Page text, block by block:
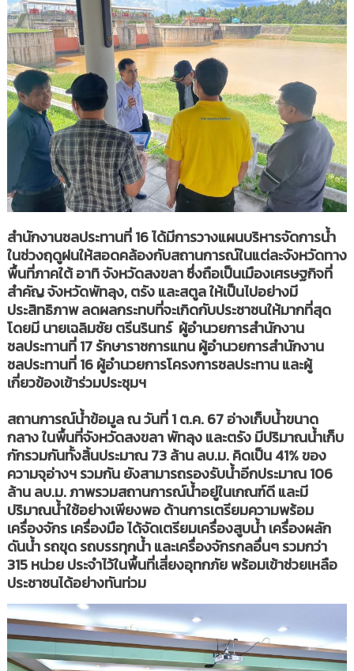
สำนักงานชลประทานที่ 16 ได้มีการวางแผนบริหารจัดการน้ำ
ในช่วงฤดูฝนให้สอดคล้องกับสถานการณ์ในแต่ละจังหวัดทาง
พื้นที่ภาคใต้ อาทิ จังหวัดสงขลา ซึ่งถือเป็นเมืองเศรษฐกิจที่
สำคัญ จังหวัดพัทลุง, ตรัง และสตูล ให้เป็นไปอย่างมี
ประสิทธิภาพ ลดผลกระทบที่จะเกิดกับประชาชนให้มากที่สุด
โดยมี นายเฉลิมชัย ตรีนรินทร์ ผู้อำนวยการสำนักงาน
ชลประทานที่ 17 รักษาราชการแทน ผู้อำนวยการสำนักงาน
ชลประทานที่ 16 ผู้อำนวยการโครงการชลประทาน และผู้
เกี่ยวข้องเข้าร่วมประชุมฯ
สถานการณ์น้ำข้อมูล ณ วันที่ 1 ต.ค. 67 อ่างเก็บน้ำขนาด
กลาง ในพื้นที่จังหวัดสงขลา พัทลุง และตรัง มีปริมาณน้ำเก็บ
กักรวมกันทั้งสิ้นประมาณ 73 ล้าน ลบ.ม. คิดเป็น 41% ของ
ความจุอ่างฯ รวมกัน ยังสามารถรองรับน้ำอีกประมาณ 106
ล้าน ลบ.ม. ภาพรวมสถานการณ์น้ำอยู่ในเกณฑ์ดี และมี
ปริมาณน้ำใช้อย่างเพียงพอ ด้านการเตรียมความพร้อม
เครื่องจักร เครื่องมือ ได้จัดเตรียมเครื่องสูบน้ำ เครื่องผลัก
ดันน้ำ รถขุด รถบรรทุกน้ำ และเครื่องจักรกลอื่นๆ รวมกว่า
315 หน่วย ประจำไว้ในพื้นที่เสี่ยงอุทกภัย พร้อมเข้าช่วยเหลือ
ประชาชนได้อย่างทันท่วม